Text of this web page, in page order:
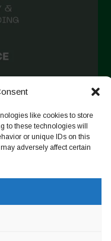
like cookies to store
to these technologies will
or unique IDs on this
adversely affect certain